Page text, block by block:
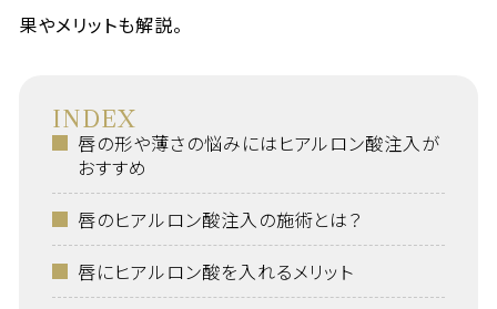
INDEX
唇の形や薄さの悩みにはヒアルロン酸注入が
おすすめ
唇のヒアルロン酸注入の施術とは？
唇にヒアルロン酸を入れるメリット